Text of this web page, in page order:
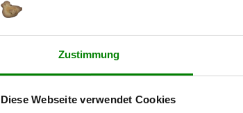
Zustimmung
Diese Webseite verwendet Cookies
Fantasy Temple
ein Glücksspiel mit RPG-Elementen für
Programmcode
(6,58 MB)